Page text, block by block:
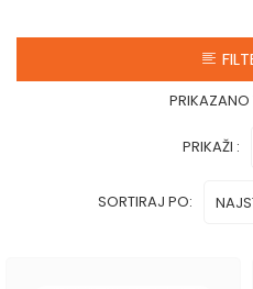
PRIKAŽI :
SORTIRAJ PO: